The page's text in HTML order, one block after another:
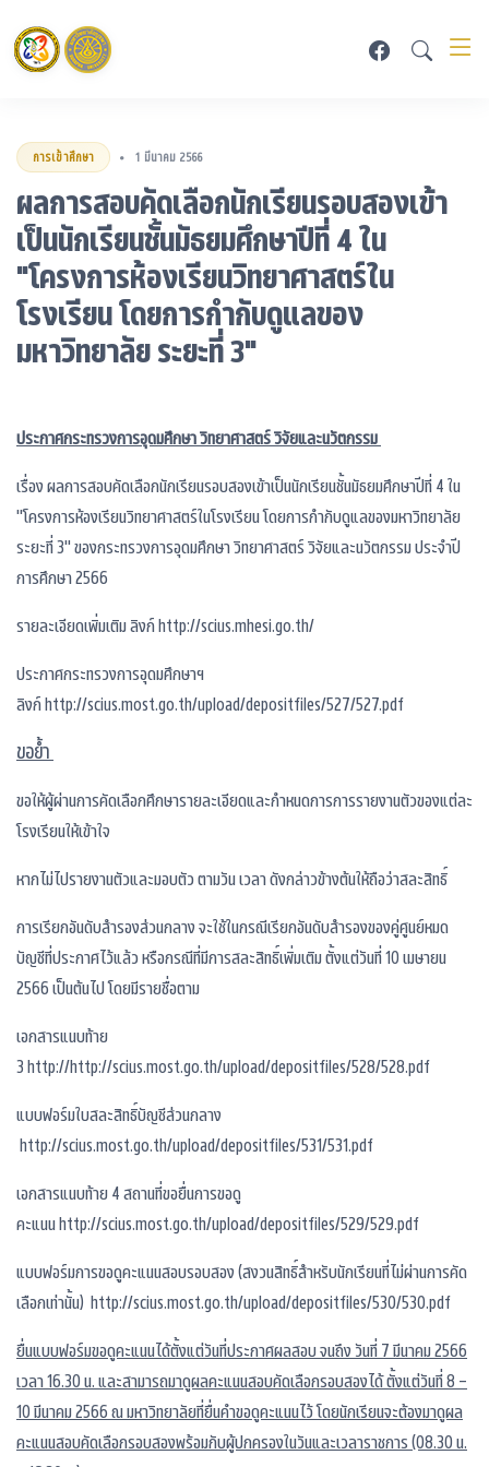
การเข้าศึกษา • 1 มีนาคม 2566
ผลการสอบคัดเลือกนักเรียนรอบสองเข้า
เป็นนักเรียนชั้นมัธยมศึกษาปีที่ 4 ใน
"โครงการห้องเรียนวิทยาศาสตร์ใน
โรงเรียน โดยการกำกับดูแลของ
มหาวิทยาลัย ระยะที่ 3"
ประกาศกระทรวงการอุดมศึกษา วิทยาศาสตร์ วิจัยและนวัตกรรม
เรื่อง ผลการสอบคัดเลือกนักเรียนรอบสองเข้าเป็นนักเรียนชั้นมัธยมศึกษาปีที่ 4 ใน
"โครงการห้องเรียนวิทยาศาสตร์ในโรงเรียน โดยการกำกับดูแลของมหาวิทยาลัย
ระยะที่ 3" ของกระทรวงการอุดมศึกษา วิทยาศาสตร์ วิจัยและนวัตกรรม ประจำปี
การศึกษา 2566
รายละเอียดเพิ่มเติม ลิงก์http://scius.mhesi.go.th/
ประกาศกระทรวงการอุดมศึกษาฯ
ลิงก์http://scius.most.go.th/upload/depositfiles/527/527.pdf
ขอย้ำ
ขอให้ผู้ผ่านการคัดเลือกศึกษารายละเอียดและกำหนดการการรายงานตัวของแต่ละ
โรงเรียนให้เข้าใจ
หากไม่ไปรายงานตัวและมอบตัว ตามวัน เวลา ดังกล่าวข้างต้นให้ถือว่าสละสิทธิ์
การเรียกอันดับสำรองส่วนกลาง จะใช้ในกรณีเรียกอันดับสำรองของคู่ศูนย์หมด
บัญชีที่ประกาศไว้แล้ว หรือกรณีที่มีการสละสิทธิ์เพิ่มเติม ตั้งแต่วันที่ 10 เมษายน
2566 เป็นต้นไป โดยมีรายชื่อตาม
เอกสารแนบท้าย
3http://http://scius.most.go.th/upload/depositfiles/528/528.pdf
แบบฟอร์มใบสละสิทธิ์บัญชีส่วนกลาง
http://scius.most.go.th/upload/depositfiles/531/531.pdf
เอกสารแนบท้าย 4 สถานที่ขอยื่นการขอดู
คะแนนhttp://scius.most.go.th/upload/depositfiles/529/529.pdf
แบบฟอร์มการขอดูคะแนนสอบรอบสอง (สงวนสิทธิ์สำหรับนักเรียนที่ไม่ผ่านการคัด
เลือกเท่านั้น) http://scius.most.go.th/upload/depositfiles/530/530.pdf
ยื่นแบบฟอร์มขอดูคะแนนได้ตั้งแต่วันที่ประกาศผลสอบ จนถึง วันที่ 7 มีนาคม 2566
เวลา 16.30 น. และสามารถมาดูผลคะแนนสอบคัดเลือกรอบสองได้ ตั้งแต่วันที่ 8 –
10 มีนาคม 2566 ณ มหาวิทยาลัยที่ยื่นคำขอดูคะแนนไว้ โดยนักเรียนจะต้องมาดูผล
คะแนนสอบคัดเลือกรอบสองพร้อมกับผู้ปกครองในวันและเวลาราชการ (08.30 น.